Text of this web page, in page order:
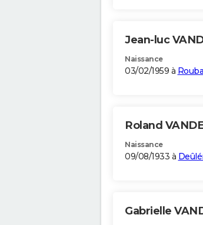
Jean-luc
Naissance
03/02/1959 à
Roland
Naissance
09/08/1933 à
Gabrielle